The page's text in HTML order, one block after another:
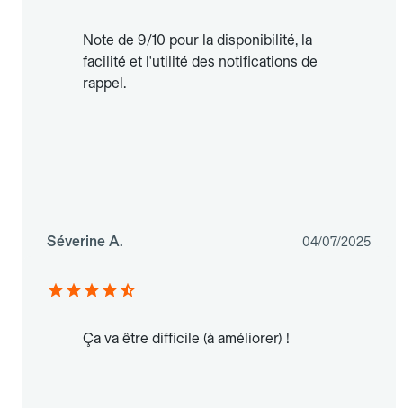
Note de 9/10 pour la disponibilité, la
facilité et l'utilité des notifications de
rappel.
Séverine A. 04/07/2025
Ça va être difficile (à améliorer) !